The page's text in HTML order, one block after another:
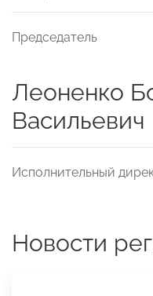
Председатель
Леоненко
Васильевич
Исполнительный
Новости